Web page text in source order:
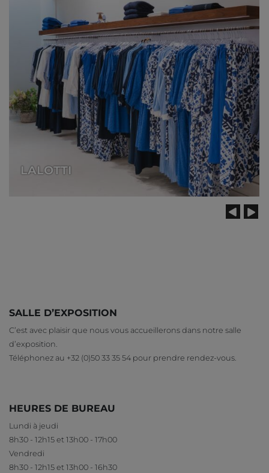
Système autoportant avec tubes
intérieurs et extérieurs
LALOTTI
SALLE D’EXPOSITION
C’est avec plaisir que nous vous accueillerons dans notre salle
d’exposition.
Téléphonez au +32 (0)50 33 35 54 pour prendre rendez-vous.
HEURES DE BUREAU
Lundi à jeudi
8h30 - 12h15 et 13h00 - 17h00
Vendredi
8h30 - 12h15 et 13h00 - 16h30